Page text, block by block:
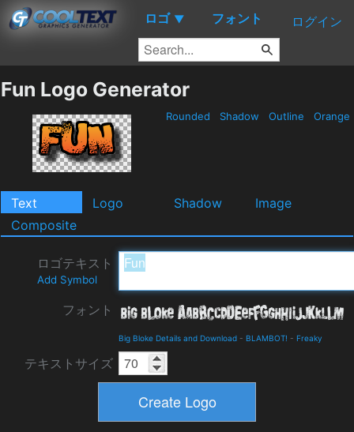
ロゴ ▼ フォント ログイン
Fun Logo Generator
Rounded Shadow Outline Orange
Text Logo Shadow
Image
Composite
ロゴテキスト
Add Symbol
フォント
Big Bloke Details and Download - BLAMBOT! - Freaky
テキストサイズ